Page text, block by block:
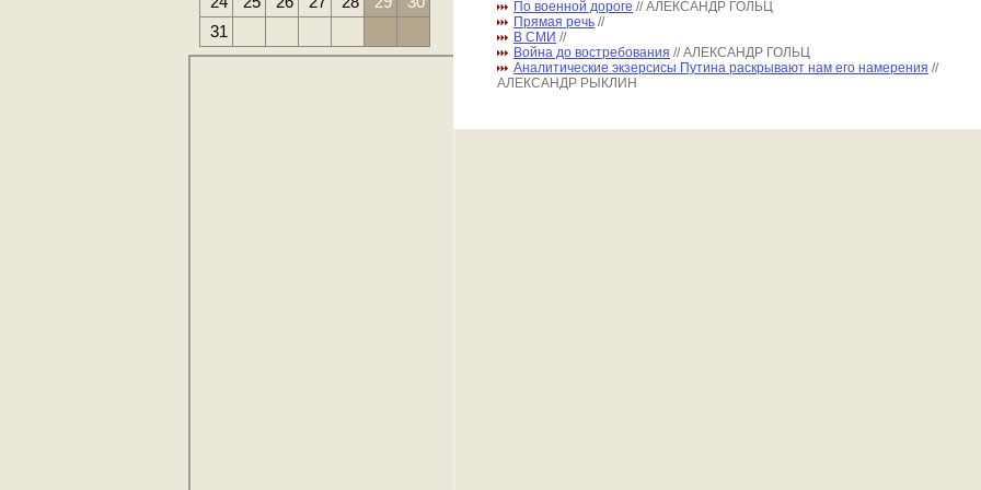
31
По военной дороге // АЛЕКСАНДР ГОЛЬЦ
Прямая речь //
В СМИ //
Война до востребования // АЛЕКСАНДР ГОЛЬЦ
Аналитические экзерсисы Путина раскрывают нам его намерения //
АЛЕКСАНДР РЫКЛИН